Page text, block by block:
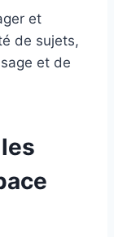
et
de sujets,
et de